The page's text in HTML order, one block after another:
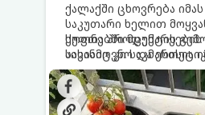
ქალაქში ცხოვრება
საკუთარი ხელით
სუფთა პროდუქტის
აივანიც კი საკმარისია
მოიწყოთ მინი-
ყოველდღიურად ახალ,
და ბოსტნეულს
ქოთნებში
სასიამოვნო და
იცოდეთ, რომელი
ქოთნის პირობებს
მოუაროთ მათ სწორად.